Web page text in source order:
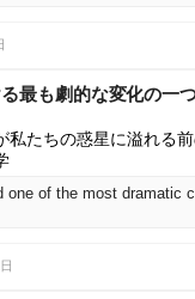
最も劇的な変化の一
私たちの惑星に溢れる